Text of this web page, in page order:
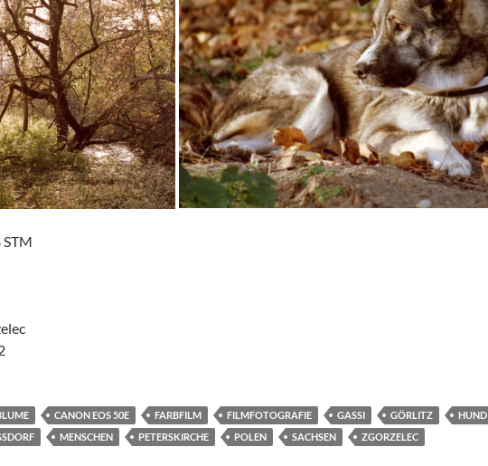
CANON EOS 50E FARBFILM FILMFOTOGRAFIE GASSI GÖRLITZ HUND
MENSCHEN PETERSKIRCHE POLEN SACHSEN ZGORZELEC